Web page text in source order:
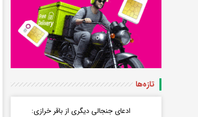
تازه‌ها
ادعای جنجالی دیگری از باقر خرازی: